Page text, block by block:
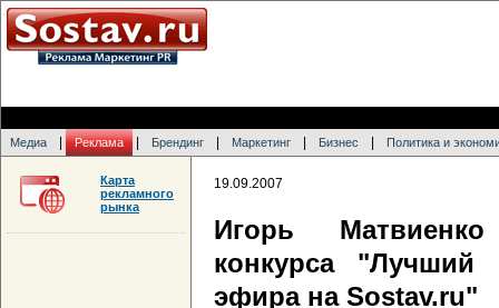
Медиа Реклама Брендинг Маркетинг Бизнес Политика и
19.09.2007
Игорь
конкурса "Лучший
эфира на Sostav.ru"
Карта
рекламного
рынка